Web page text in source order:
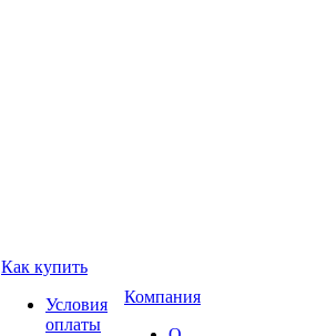
Как купить
Условия
оплаты
Компания